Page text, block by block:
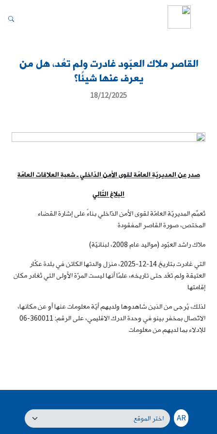
القاصر ملاك العبّود غادرت ولم تعُد، هل من
يعرف عنها شيئًا؟
18/12/2025
صدر عن المديريّة العامّة لقوى الأمن الدّاخلي ـ شعبة العلاقات العامّة
البلاغ التّالي
تُعمِّم المديريّة العامّة لقوى الأمن الدّاخلي بناءً على إشارة القضاء
المختص، صورة القاصر المفقودة
ملاك راشد العبّود (مواليد عام 2008، لبنانيّة)
التي غادرت بتاريخ 14-12-2025، منزل والدتها الكائن في بلدة عكّار
العتيقة ولم تَعُد حتى تاريخه، علمًا أنها ليست المرّة الأولى التي تُغادر مكان
إقامتها
لذلك، يُرجى من الذين شاهدوها ولديهم أيّة معلومات عنها أو عن مكانها،
الاتّصال بمخفر بينو في وحدة الدرك الاقليمي، على الرقم: 360011-06
للإدلاء بما لديهم من معلومات
AR